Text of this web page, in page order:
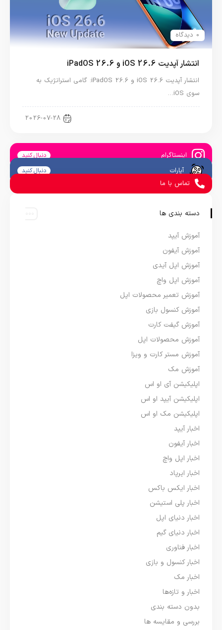
0 دیدگاه
انتشار آپدیت iOS 26.6 و iPadOS 26.6
انتشار آپدیت iOS 26.6 و iPadOS 26.6: گامی استراتژیک به
سوی iOS…
2026-07-28
اینستاگرام دنبال کنید
آپارات دنبال کنید
تماس با ما
دسته بندی ها
آموزش آیپد
آموزش آیفون
آموزش اپل آیدی
آموزش اپل واچ
آموزش تعمیر محصولات اپل
آموزش کنسول بازی
آموزش گیفت کارت
آموزش محصولات اپل
آموزش مستر کارت و ویزا
آموزش مک
اپلیکیشن آی او اس
اپلیکیشن آیپد او اس
اپلیکیشن مک او اس
اخبار آیپد
اخبار آیفون
اخبار اپل واچ
اخبار ایرپاد
اخبار ایکس باکس
اخبار پلی استیشن
اخبار دنیای اپل
اخبار دنیای گیم
اخبار فناوری
اخبار کنسول و بازی
اخبار مک
اخبار و تازه‌ها
بدون دسته بندی
بررسی و مقایسه ها